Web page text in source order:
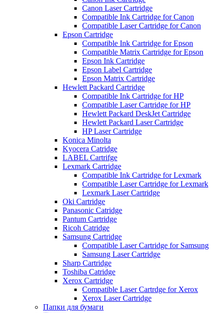
Canon Laser Cartridge
Compatible Ink Cartridge for Canon
Compatible Laser Cartridge for Canon
Epson Cartridge
Compatible Ink Cartridge for Epson
Compatible Matrix Cartridge for Epson
Epson Ink Cartridge
Epson Label Cartridge
Epson Matrix Cartridge
Hewlett Packard Cartridge
Compatible Ink Cartridge for HP
Compatible Laser Cartridge for HP
Hewlett Packard DeskJet Cartridge
Hewlett Packard Laser Cartridge
HP Laser Cartridge
Konica Minolta
Kyocera Catridge
LABEL Cartrifge
Lexmark Cartridge
Compatible Ink Cartridge for Lexmark
Compatible Laser Cartridge for Lexmark
Lexmark Laser Cartridge
Oki Cartridge
Panasonic Catridge
Pantum Cartridge
Ricoh Catridge
Samsung Cartridge
Compatible Laser Cartridge for Samsung
Samsung Laser Cartridge
Sharp Cartridge
Toshiba Catridge
Xerox Cartridge
Compatible Laser Cartrdge for Xerox
Xerox Laser Cartridge
Папки для бумаги